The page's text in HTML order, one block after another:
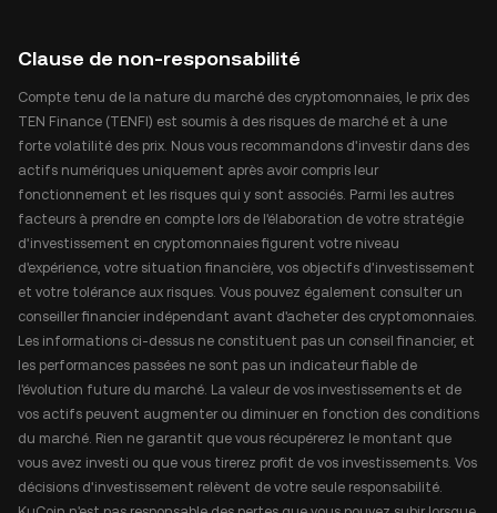
Clause de non-responsabilité
Compte tenu de la nature du marché des cryptomonnaies, le prix des
TEN Finance (TENFI) est soumis à des risques de marché et à une
forte volatilité des prix. Nous vous recommandons d'investir dans des
actifs numériques uniquement après avoir compris leur
fonctionnement et les risques qui y sont associés. Parmi les autres
facteurs à prendre en compte lors de l'élaboration de votre stratégie
d'investissement en cryptomonnaies figurent votre niveau
d'expérience, votre situation financière, vos objectifs d'investissement
et votre tolérance aux risques. Vous pouvez également consulter un
conseiller financier indépendant avant d'acheter des cryptomonnaies.
Les informations ci-dessus ne constituent pas un conseil financier, et
les performances passées ne sont pas un indicateur fiable de
l'évolution future du marché. La valeur de vos investissements et de
vos actifs peuvent augmenter ou diminuer en fonction des conditions
du marché. Rien ne garantit que vous récupérerez le montant que
vous avez investi ou que vous tirerez profit de vos investissements. Vos
décisions d'investissement relèvent de votre seule responsabilité.